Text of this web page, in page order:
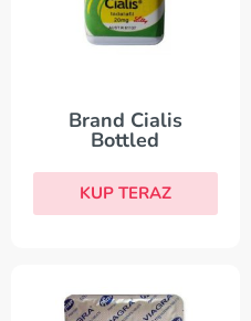
Brand Cialis
Bottled
KUP TERAZ